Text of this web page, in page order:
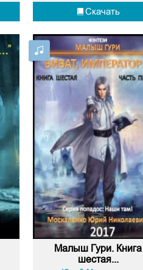
Скачать
Малыш Гури. Книга
шестая...